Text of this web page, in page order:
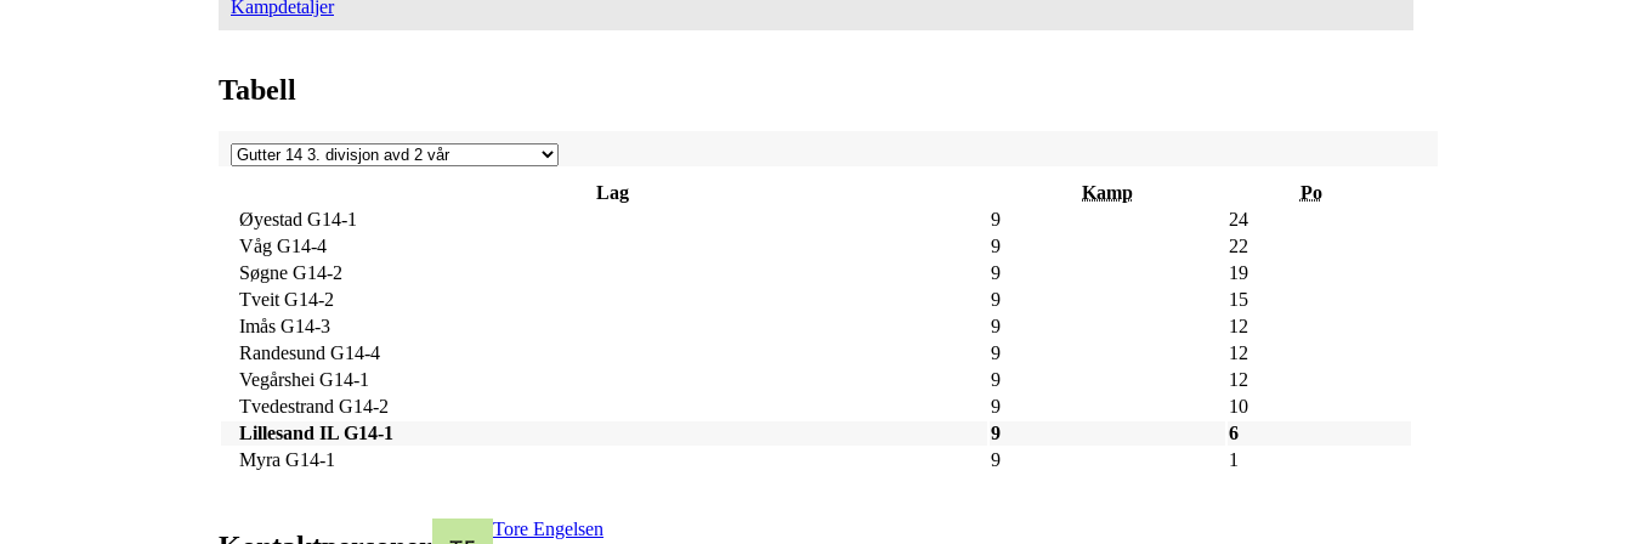
Kampdetaljer
Tabell
Lag Kamp
Po
Øyestad G14-1
9
24
Våg G14-4
9
22
Søgne G14-2
9
19
Tveit G14-2
9
15
Imås G14-3
9
12
Randesund G14-4
9
12
Vegårshei G14-1
9
12
Tvedestrand G14-2
9
10
Lillesand IL G14-1
9
6
Myra G14-1
9 1
Tore Engelsen